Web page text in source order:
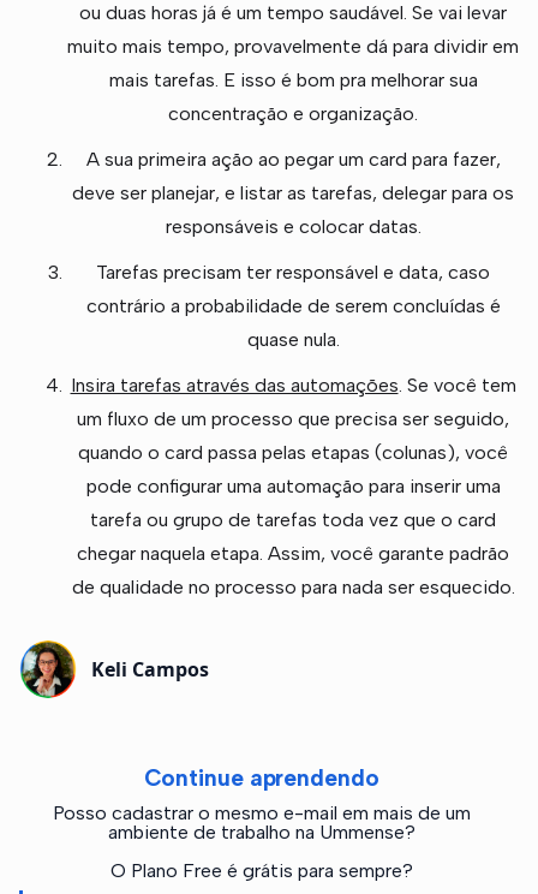
Continue aprendendo
Posso cadastrar o mesmo e-mail em mais de um
ambiente de trabalho na Ummense?
O Plano Free é grátis para sempre?
ou duas horas já é um tempo saudável. Se vai levar
muito mais tempo, provavelmente dá para dividir em
mais tarefas. E isso é bom pra melhorar sua
concentração e organização.
A sua primeira ação ao pegar um card para fazer,
deve ser planejar, e listar as tarefas, delegar para os
responsáveis e colocar datas.
Tarefas precisam ter responsável e data, caso
contrário a probabilidade de serem concluídas é
quase nula.
Insira tarefas através das automações. Se você tem
um fluxo de um processo que precisa ser seguido,
quando o card passa pelas etapas (colunas), você
pode configurar uma automação para inserir uma
tarefa ou grupo de tarefas toda vez que o card
chegar naquela etapa. Assim, você garante padrão
de qualidade no processo para nada ser esquecido.
Keli Campos